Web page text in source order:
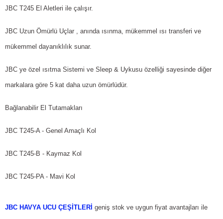
JBC T245 El Aletleri ile çalışır.
JBC Uzun Ömürlü Uçlar , anında ısınma, mükemmel ısı transferi ve
mükemmel dayanıklılık sunar.
JBC ye özel ısıtma Sistemi ve Sleep & Uykusu özelliği sayesinde diğer
markalara göre 5 kat daha uzun ömürlüdür.
Bağlanabilir El Tutamakları
JBC T245-A - Genel Amaçlı Kol
JBC T245-B - Kaymaz Kol
JBC T245-PA - Mavi Kol
JBC HAVYA UCU ÇEŞİTLERİ geniş stok ve uygun fiyat avantajları ile